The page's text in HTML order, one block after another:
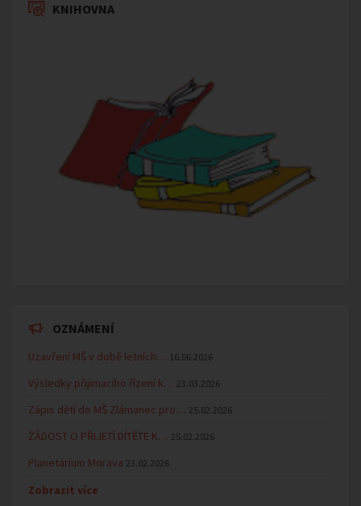
KNIHOVNA
OZNÁMENÍ
Uzavření MŠ v době letních… 16.06.2026
Výsledky přijímacího řízení k… 23.03.2026
Zápis dětí do MŠ Zlámanec pro… 25.02.2026
ŽÁDOST O PŘIJETÍ DÍTĚTE K… 25.02.2026
Planetárium Morava 23.02.2026
Zobrazit více